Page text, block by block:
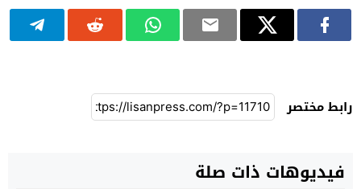
رابط مختصر
فيديوهات ذات صلة